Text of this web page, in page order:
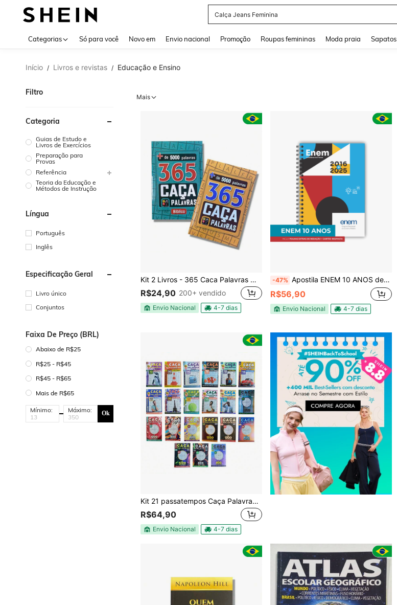
Calça Jeans Feminina
Categorias Só para você Novo em Envio nacional Promoção Roupas femininas Moda praia Sapatos
Início / Livros e revistas / Educação e Ensino
Filtro
Categoria
Guias de Estudo e
Livros de Exercícios
Preparação para
Provas
Referência
Teoria da Educação e
Métodos de Instrução
Língua
Português
Inglês
Especificação Geral
Livro único
Conjuntos
Faixa De Preço (BRL)
Abaixo de R$25
R$25 - R$45
R$45 - R$65
Mais de R$65
Mínimo: Máximo: Ok
Mais
Kit 2 Livros - 365 Caca Palavras Mais De 5000 Palavras
R$24,90 200+ vendido
Envio Nacional 4-7 dias
-47% Apostila ENEM 10 ANOS de provas (2016 a 2025) Provas + Cartão Resposta + Gabaritos + Folhas de Redação extras em 686 páginas Capa Flexível Espiral Preto
R$56,90
Envio Nacional 4-7 dias
Kit 21 passatempos Caça Palavras 100 páginas mais de 15mil jogos
R$64,90
Envio Nacional 4-7 dias